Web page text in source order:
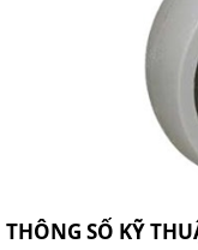
THÔNG SỐ KỸ